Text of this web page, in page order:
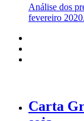
Análise dos
fevereiro 2020.
Carta